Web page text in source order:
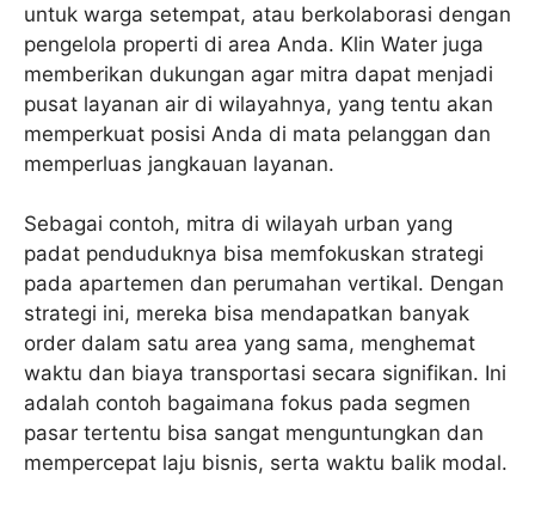
untuk warga setempat, atau berkolaborasi dengan
pengelola properti di area Anda. Klin Water juga
memberikan dukungan agar mitra dapat menjadi
pusat layanan air di wilayahnya, yang tentu akan
memperkuat posisi Anda di mata pelanggan dan
memperluas jangkauan layanan.
Sebagai contoh, mitra di wilayah urban yang
padat penduduknya bisa memfokuskan strategi
pada apartemen dan perumahan vertikal. Dengan
strategi ini, mereka bisa mendapatkan banyak
order dalam satu area yang sama, menghemat
waktu dan biaya transportasi secara signifikan. Ini
adalah contoh bagaimana fokus pada segmen
pasar tertentu bisa sangat menguntungkan dan
mempercepat laju bisnis, serta waktu balik modal.